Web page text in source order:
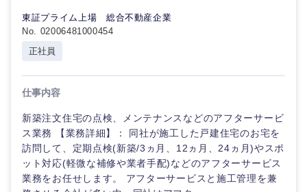
東証プライム上場 総合不動産企業
No. 02006481000454
正社員
仕事内容
新築注文住宅の点検、メンテナンスなどのアフターサービ
ス業務 【業務詳細】： 同社が施工した戸建住宅のお宅を
訪問して、定期点検(新築/3ヵ月、12ヵ月、24ヵ月)やスポ
ット対応(軽微な補修や業者手配)などのアフターサービス
業務をお任せします。 アフターサービスと施工管理を兼